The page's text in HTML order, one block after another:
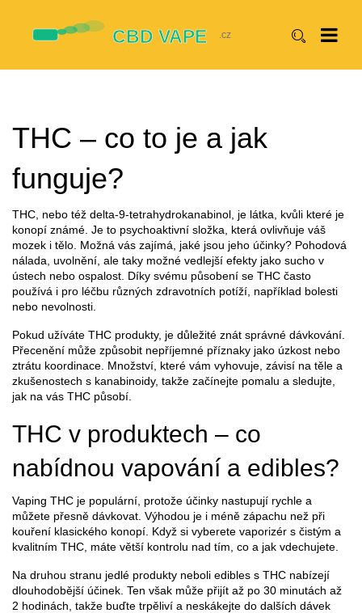
THC – co to je a jak
funguje?
THC, nebo též delta-9-tetrahydrokanabinol, je látka, kvůli které je
konopí známé. Je to psychoaktivní složka, která ovlivňuje váš
mozek i tělo. Možná vás zajímá, jaké jsou jeho účinky? Pohodová
nálada, uvolnění, ale taky možné vedlejší efekty jako sucho v
ústech nebo ospalost. Díky svému působení se THC často
používá i pro léčbu různých zdravotních potíží, například bolesti
nebo nevolnosti.
Pokud užíváte THC produkty, je důležité znát správné dávkování.
Přecenění může způsobit nepříjemné příznaky jako úzkost nebo
ztrátu koordinace. Množství, které vám vyhovuje, závisí na těle a
zkušenostech s kanabinoidy, takže začínejte pomalu a sledujte,
jak na vás THC působí.
THC v produktech – co
nabídnou vapování a edibles?
Vaping THC je populární, protože účinky nastupují rychle a
můžete přesně dávkovat. Výhodou je i méně zápachu než při
kouření klasického konopí. Když si vyberete vaporizér s čistým a
kvalitním THC, máte větší kontrolu nad tím, co a jak vdechujete.
Na druhou stranu jedlé produkty neboli edibles s THC nabízejí
dlouhodobější účinek. Ten však může přijít až po 30 minutách až
2 hodinách, takže buďte trpěliví a neskákejte do dalších dávek